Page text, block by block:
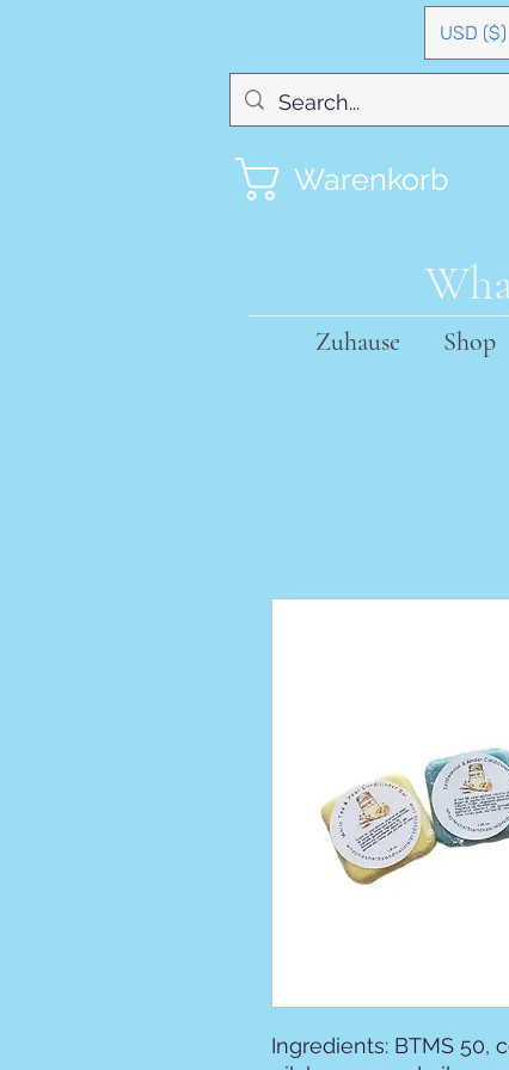
USD ($)
Warenkorb
Zuhause Shop
Ingredients: BTMS 50,